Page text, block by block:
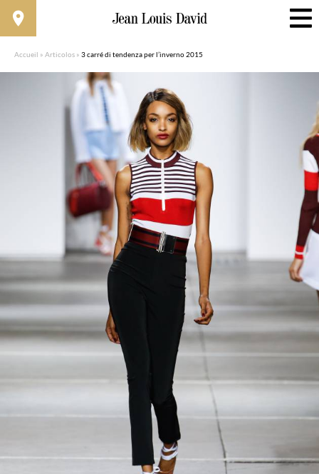
Accueil » Articolos » 3 carré di tendenza per l’inverno 2015